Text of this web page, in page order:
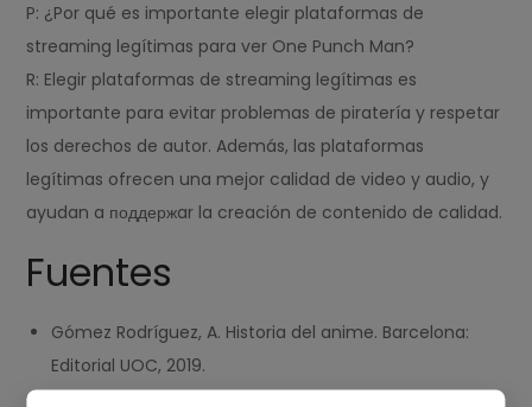
P: ¿Por qué es importante elegir plataformas de
streaming legítimas para ver One Punch Man?
R: Elegir plataformas de streaming legítimas es
importante para evitar problemas de piratería y respetar
los derechos de autor. Además, las plataformas
legítimas ofrecen una mejor calidad de video y audio, y
ayudan a поддержar la creación de contenido de calidad.
Fuentes
Gómez Rodríguez, A. Historia del anime. Barcelona:
Editorial UOC, 2019.